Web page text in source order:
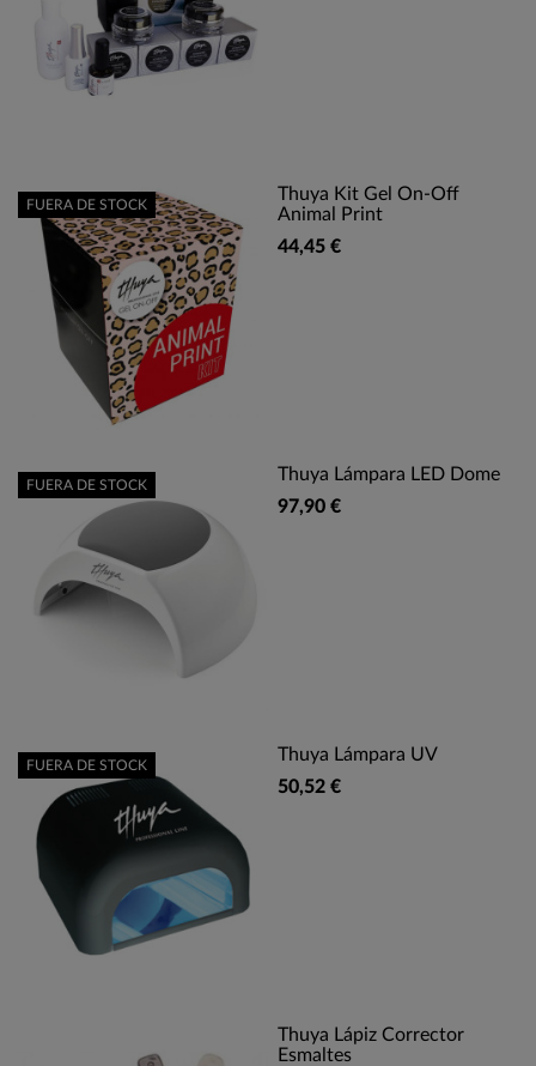
Thuya Kit Gel On-Off
Animal Print
44,45 €
FUERA DE STOCK
Thuya Lámpara LED Dome
97,90 €
FUERA DE STOCK
Thuya Lámpara UV
50,52 €
FUERA DE STOCK
Thuya Lápiz Corrector
Esmaltes